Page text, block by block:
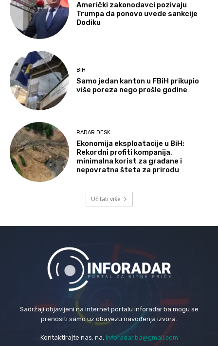
Američki zakonodavci pozivaju
Trumpa da ponovo uvede sankcije
Dodiku
BIH
Samo jedan kanton u FBiH prikupio
više poreza nego prošle godine
RADAR DESK
Ekonomija eksploatacije u BiH:
Rekordni profiti kompanija,
minimalna korist za građane i
nepovratna šteta za prirodu
Učitati više
Sadržaji objavljeni na internet portalu inforadar.ba mogu se
prenositi samo uz obavezu navođenja izvora.
Kontaktirajte nas: na: inforadar.ba@gmail.com